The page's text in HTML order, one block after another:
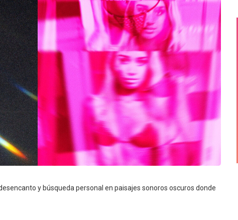
y búsqueda personal en paisajes sonoros oscuros donde